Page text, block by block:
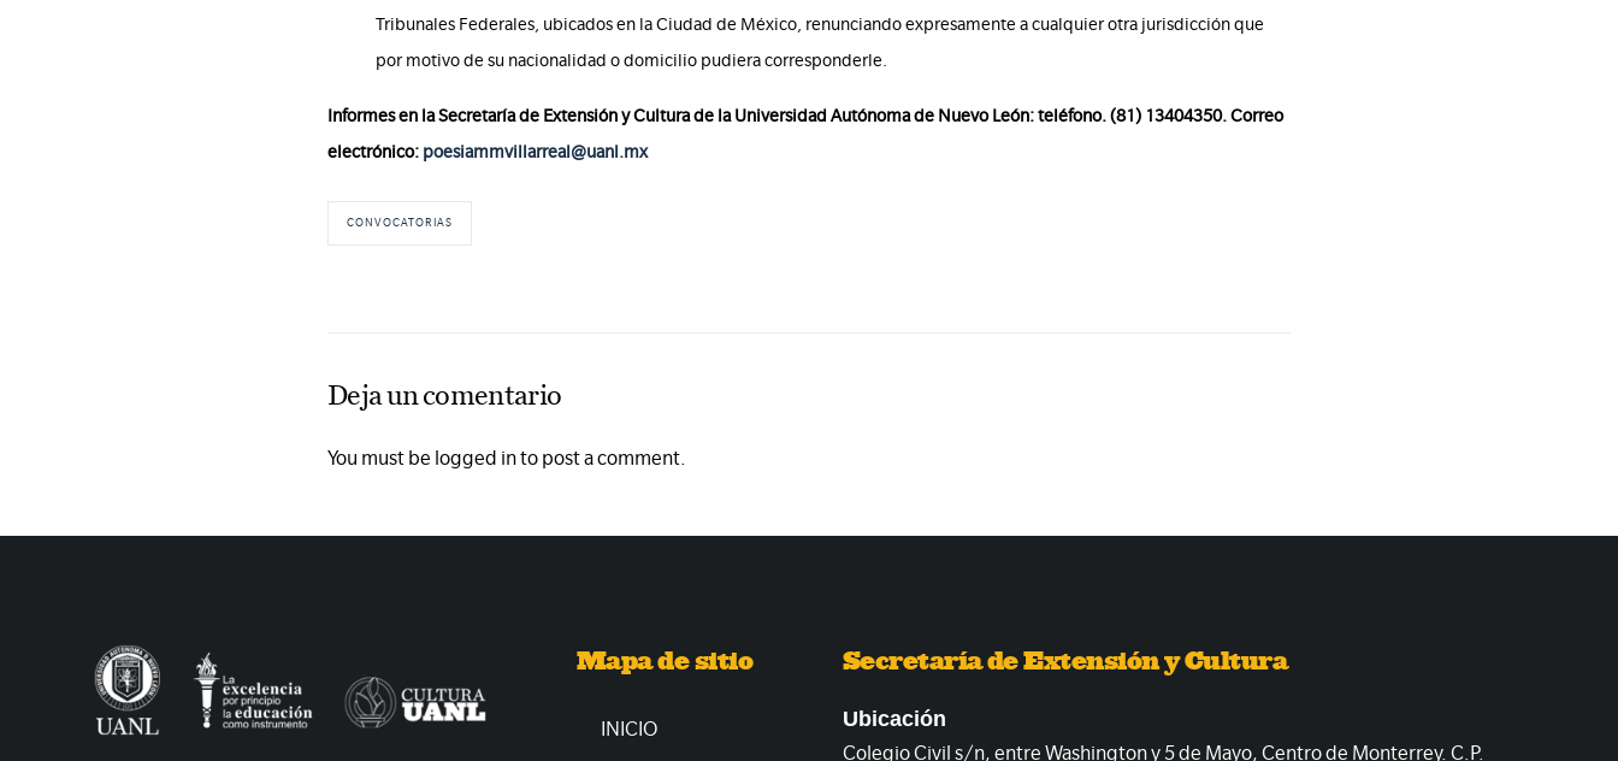
Tribunales Federales, ubicados en la Ciudad de México, renunciando expresamente a cualquier otra jurisdicción que
por motivo de su nacionalidad o domicilio pudiera corresponderle.
Informes en la Secretaría de Extensión y Cultura de la Universidad Autónoma de Nuevo León: teléfono. (81) 13404350. Correo
electrónico: poesiammvillarreal@uanl.mx
CONVOCATORIAS
Deja un comentario
You must be logged in to post a comment.
Mapa de sitio
INICIO
Secretaría de Extensión y Cultura
Ubicación
Colegio Civil s/n, entre Washington y 5 de Mayo, Centro de Monterrey. C.P.